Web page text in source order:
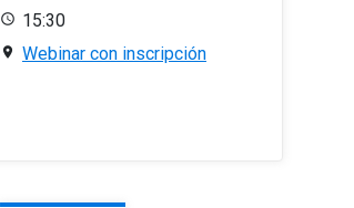
15:30
Webinar con inscripción